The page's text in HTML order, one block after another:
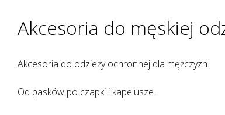
Akcesoria do męskiej
Akcesoria do odzieży ochronnej dla mężczyzn.
Od pasków po czapki i kapelusze.